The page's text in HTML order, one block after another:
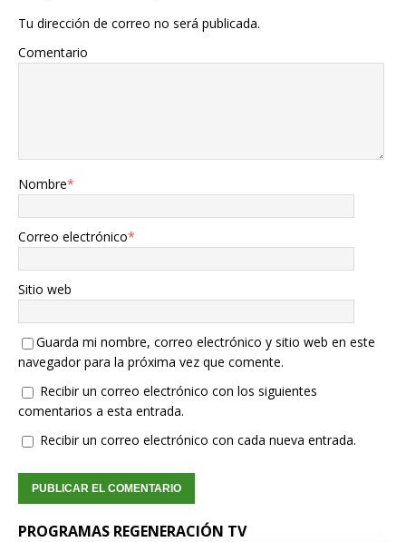
Tu dirección de correo no será publicada.
Comentario
Nombre*
Correo electrónico*
Sitio web
Guarda mi nombre, correo electrónico y sitio web en este
navegador para la próxima vez que comente.
Recibir un correo electrónico con los siguientes
comentarios a esta entrada.
Recibir un correo electrónico con cada nueva entrada.
PROGRAMAS REGENERACIÓN TV